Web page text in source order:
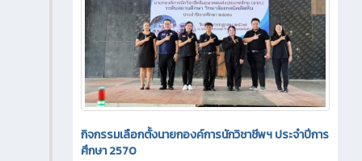
กิจกรรมเลือกตั้งนายกองค์การนักวิชาชีพฯ ประจำปีการ
ศึกษา 2570